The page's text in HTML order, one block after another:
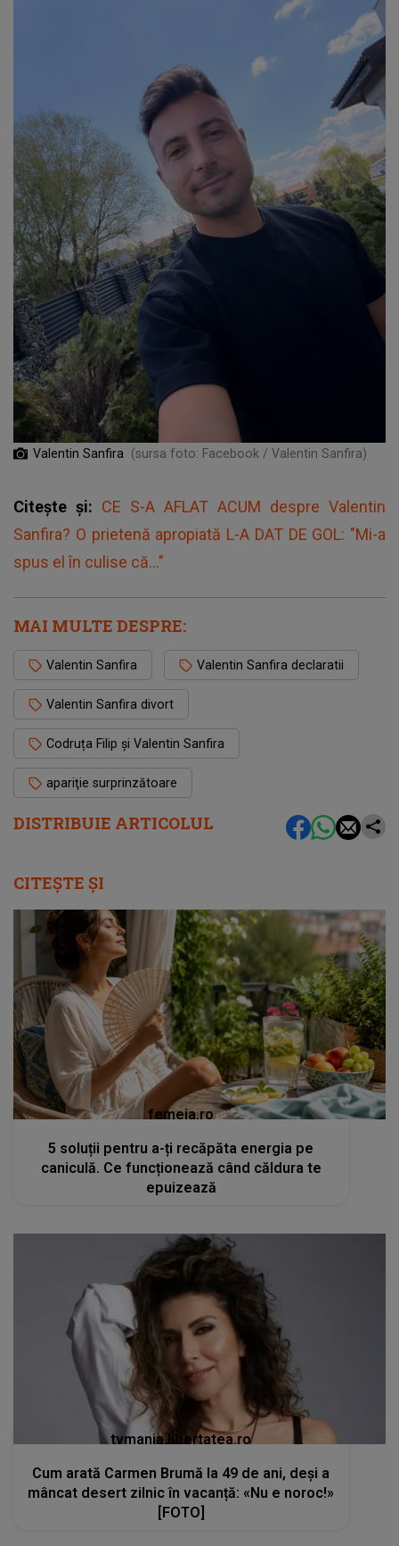
DISTRIBUIE ARTICOLUL
Valentin Sanfira (sursa foto: Facebook / Valentin Sanfira)
Citește și: CE S-A AFLAT ACUM despre Valentin
Sanfira? O prietenă apropiată L-A DAT DE GOL: "Mi-a
spus el în culise că..."
MAI MULTE DESPRE:
Valentin Sanfira Valentin Sanfira declaratii
Valentin Sanfira divort
Codruța Filip și Valentin Sanfira
apariţie surprinzătoare
CITEȘTE ȘI
femeia.ro
5 soluții pentru a-ți recăpăta energia pe
caniculă. Ce funcționează când căldura te
epuizează
tvmania.libertatea.ro
Cum arată Carmen Brumă la 49 de ani, deși a
mâncat desert zilnic în vacanță: «Nu e noroc!»
[FOTO]